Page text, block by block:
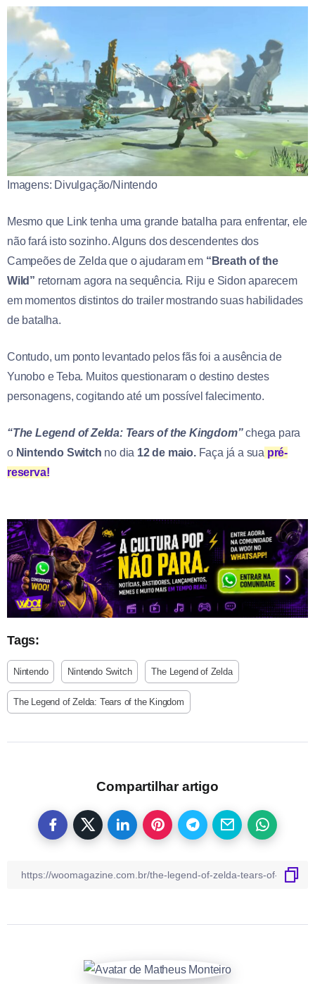
Imagens: Divulgação/Nintendo
Mesmo que Link tenha uma grande batalha para enfrentar, ele
não fará isto sozinho. Alguns dos descendentes dos
Campeões de Zelda que o ajudaram em “Breath of the
Wild” retornam agora na sequência. Riju e Sidon aparecem
em momentos distintos do trailer mostrando suas habilidades
de batalha.
Contudo, um ponto levantado pelos fãs foi a ausência de
Yunobo e Teba. Muitos questionaram o destino destes
personagens, cogitando até um possível falecimento.
“The Legend of Zelda: Tears of the Kingdom”chega para
o Nintendo Switch no dia 12 de maio.Faça já a sua pré-
reserva!
Tags:
Nintendo Nintendo Switch The Legend of Zelda
The Legend of Zelda: Tears of the Kingdom
Compartilhar artigo